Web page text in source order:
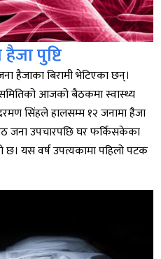
पुष्टि
हैजाका बिरामी भेटिएका छन्।
समितिको आजको बैठकमा स्वास्थ्य
सिंहले हालसम्म १२ जनामा हैजा
जना उपचारपछि घर फर्किसकेका
यस वर्ष उपत्यकामा पहिलो पटक